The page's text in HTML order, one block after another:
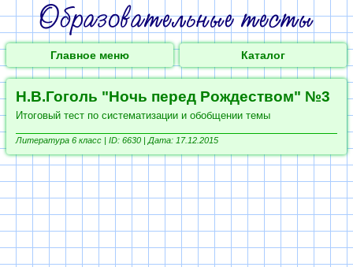
Главное меню Каталог
Н.В.Гоголь "Ночь перед Рождеством" №3
Итоговый тест по систематизации и обобщении темы
Литература 6 класс | ID: 6630 | Дата: 17.12.2015